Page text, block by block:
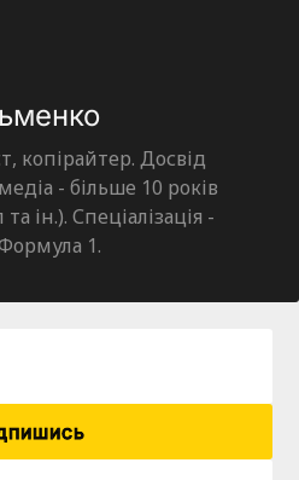
копірайтер. Досвід
- більше 10 років
ін.). Спеціалізація -
1.